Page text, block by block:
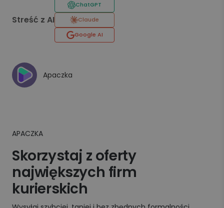
Streść z AI
ChatGPT
Claude
Google AI
Apaczka
APACZKA
Skorzystaj z oferty
największych firm
kurierskich